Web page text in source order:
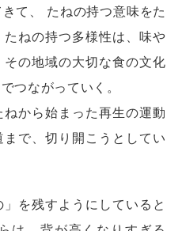
て、 たねの持つ意味をた
たねの持つ多様性は、味や
の地域の大切な食の文化
つながっていく。
から始まった再生の運動
で、切り開こうとしてい
」を残すようにしていると